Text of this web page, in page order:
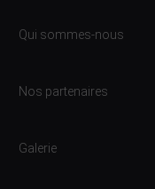
Qui sommes-nous
Nos partenaires
Galerie